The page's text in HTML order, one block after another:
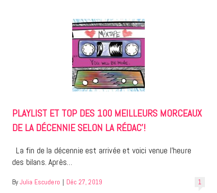
PLAYLIST ET TOP DES 100 MEILLEURS MORCEAUX
DE LA DÉCENNIE SELON LA RÉDAC’!
La fin de la décennie est arrivée et voici venue l’heure
des bilans. Après…
1
By Julia Escudero | Déc 27, 2019